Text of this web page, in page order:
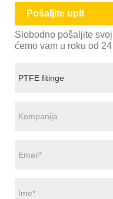
Pošaljite upit
Slobodno pošaljite
ćemo vam u roku od